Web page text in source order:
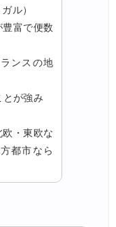
ル）
富で便数
ンスの地
とが強み
・東欧な
都市なら